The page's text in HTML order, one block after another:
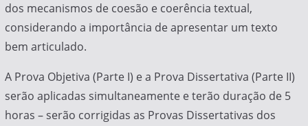
dos mecanismos de coesão e coerência textual,
considerando a importância de apresentar um texto
bem articulado.
A Prova Objetiva (Parte I) e a Prova Dissertativa (Parte II)
serão aplicadas simultaneamente e terão duração de 5
horas – serão corrigidas as Provas Dissertativas dos